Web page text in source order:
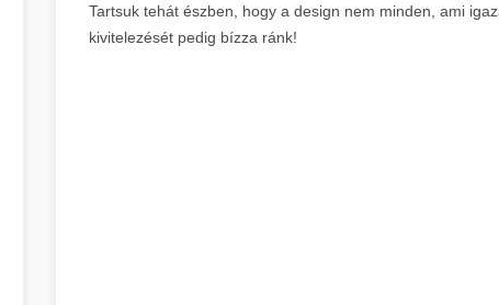
Tartsuk tehát észben, hogy a design nem minden, ami
kivitelezését pedig bízza ránk!